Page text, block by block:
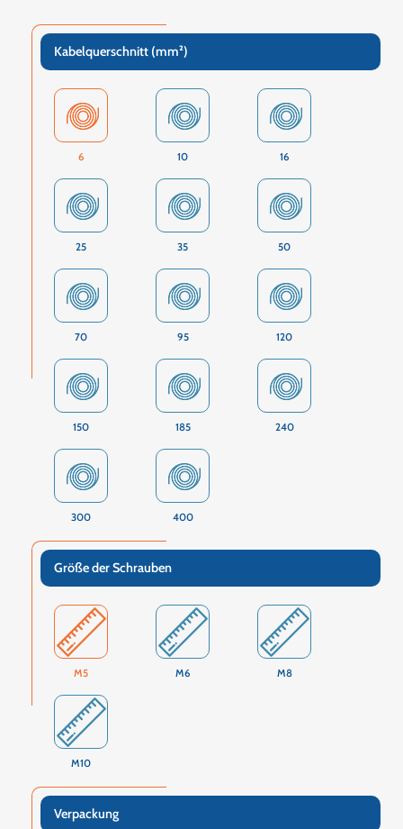
Kabelquerschnitt (mm²)
6 10 16
25 35 50
70 95 120
150 185 240
300 400
Größe der Schrauben
M5 M6 M8
M10
Verpackung